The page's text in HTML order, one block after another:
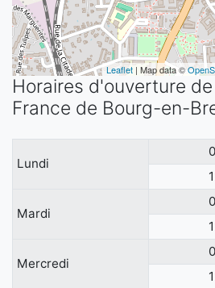
Leaflet | Map data ©
Horaires d'ouverture
France de Bourg-en-
Lundi
Mardi
Mercredi